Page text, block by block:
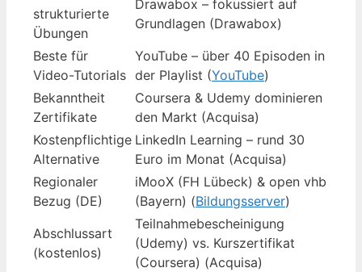
strukturierte
Übungen
Drawabox – fokussiert auf
Grundlagen (Drawabox)
Beste für
Video-Tutorials
YouTube – über 40 Episoden in
der Playlist (YouTube)
Bekanntheit
Zertifikate
Coursera & Udemy dominieren
den Markt (Acquisa)
Kostenpflichtige
Alternative
LinkedIn Learning – rund 30
Euro im Monat (Acquisa)
Regionaler
Bezug (DE)
iMooX (FH Lübeck) & open vhb
(Bayern) (Bildungsserver)
Abschlussart
(kostenlos)
Teilnahmebescheinigung
(Udemy) vs. Kurszertifikat
(Coursera) (Acquisa)